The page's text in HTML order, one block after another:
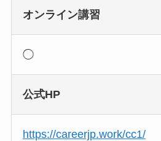
オンライン講習
◯
公式HP
https://careerjp.work/cc1/